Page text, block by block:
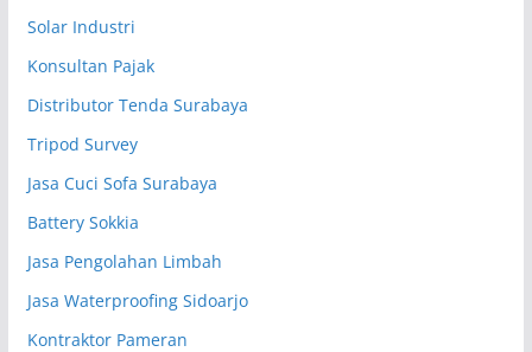
Solar Industri
Konsultan Pajak
Distributor Tenda Surabaya
Tripod Survey
Jasa Cuci Sofa Surabaya
Battery Sokkia
Jasa Pengolahan Limbah
Jasa Waterproofing Sidoarjo
Kontraktor Pameran